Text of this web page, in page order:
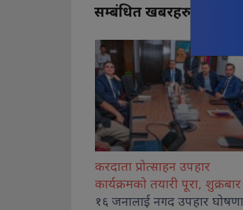
सम्बंधित खबरहरु
मोरङमा ४ वर्षीया बालिकाको
हत्या आरोपमा एक जना पक्राउ